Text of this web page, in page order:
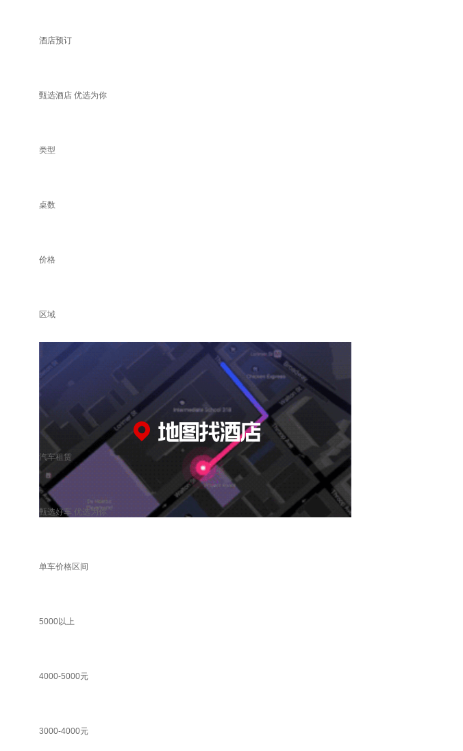
酒店预订
甄选酒店 优选为你
类型
桌数
价格
区域
汽车租赁
甄选好车 优选为你
单车价格区间
5000以上
4000-5000元
3000-4000元